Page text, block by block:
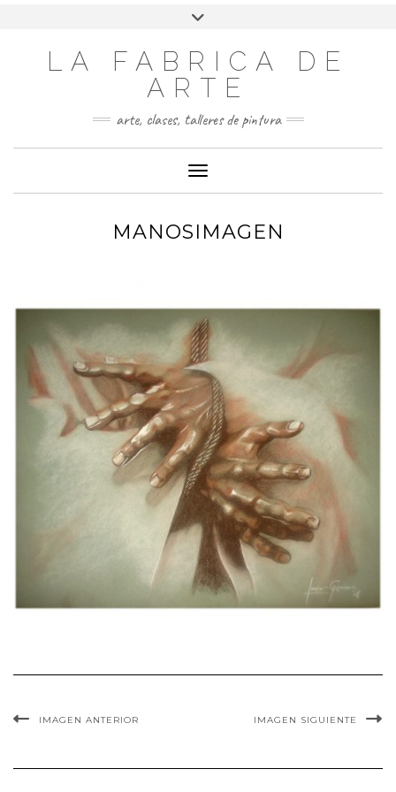
LA FABRICA DE
ARTE
arte, clases, talleres de pintura
Cambiar modo de navegación
MANOSIMAGEN
IMAGEN ANTERIOR IMAGEN SIGUIENTE